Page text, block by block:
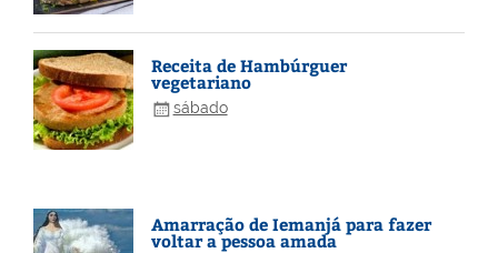
Receita de Hambúrguer
vegetariano
sábado
Amarração de Iemanjá para fazer
voltar a pessoa amada